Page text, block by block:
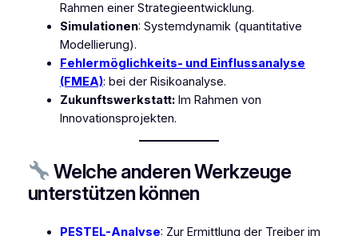
Rahmen einer Strategieentwicklung.
Simulationen: Systemdynamik (quantitative
Modellierung).
Fehlermöglichkeits- und Einflussanalyse
(FMEA): bei der Risikoanalyse.
Zukunftswerkstatt:Im Rahmen von
Innovationsprojekten.
Welche anderen Werkzeuge
unterstützen können
PESTEL-Analyse: Zur Ermittlung der Treiber im